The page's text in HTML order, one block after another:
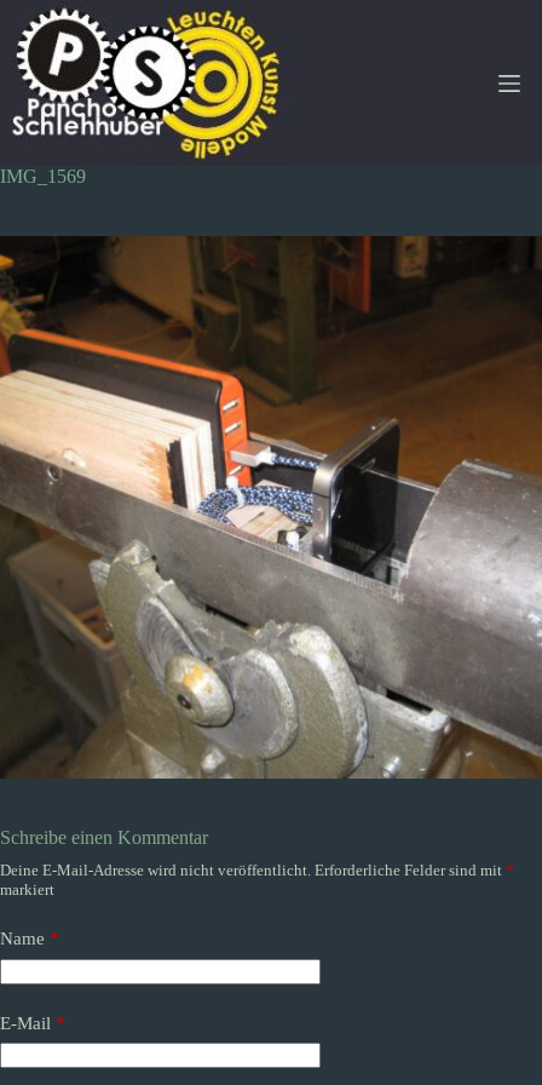
Inhalt
springen
IMG_1569
Schreibe einen Kommentar
Deine E-Mail-Adresse wird nicht veröffentlicht. Erforderliche Felder sind mit *
markiert
Name *
E-Mail *